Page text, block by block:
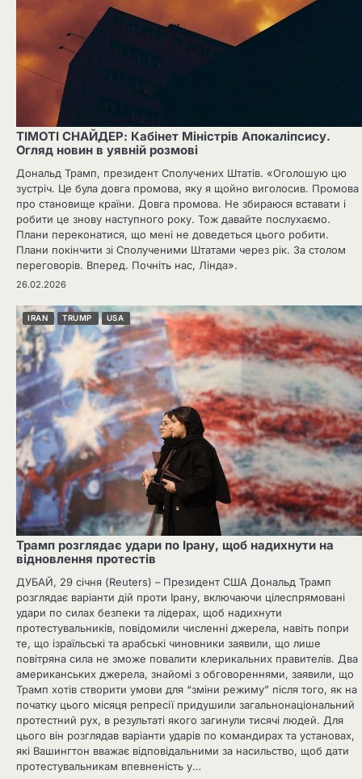
ТІМОТІ СНАЙДЕР: Кабінет Міністрів Апокаліпсису.
Огляд новин в уявній розмові
Дональд Трамп, президент Сполучених Штатів. «Оголошую цю
зустріч. Це була довга промова, яку я щойно виголосив. Промова
про становище країни. Довга промова. Не збираюся вставати і
робити це знову наступного року. Тож давайте послухаємо.
Плани переконатися, що мені не доведеться цього робити.
Плани покінчити зі Сполученими Штатами через рік. За столом
переговорів. Вперед. Почніть нас, Лінда».
26.02.2026
IRAN TRUMP USA
Трамп розглядає удари по Ірану, щоб надихнути на
відновлення протестів
ДУБАЙ, 29 січня (Reuters) – Президент США Дональд Трамп
розглядає варіанти дій проти Ірану, включаючи цілеспрямовані
удари по силах безпеки та лідерах, щоб надихнути
протестувальників, повідомили численні джерела, навіть попри
те, що ізраїльські та арабські чиновники заявили, що лише
повітряна сила не зможе повалити клерикальних правителів. Два
американських джерела, знайомі з обговореннями, заявили, що
Трамп хотів створити умови для “зміни режиму” після того, як на
початку цього місяця репресії придушили загальнонаціональний
протестний рух, в результаті якого загинули тисячі людей. Для
цього він розглядав варіанти ударів по командирах та установах,
які Вашингтон вважає відповідальними за насильство, щоб дати
протестувальникам впевненість у…